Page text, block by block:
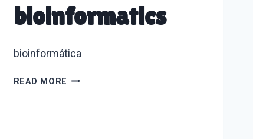
bioinformatics
bioinformática
READ MORE BIOINFORMATICS